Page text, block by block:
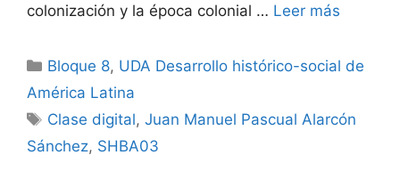
colonización y la época colonial … Leer más
Categorías
Bloque 8, UDA Desarrollo histórico-social de
América Latina
Etiquetas
Clase digital,Juan Manuel Pascual Alarcón
Sánchez, SHBA03